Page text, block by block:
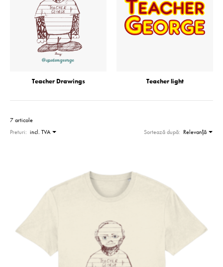
Teacher Drawings Teacher light
7 articole
Preturi: incl. TVA Sortează după: Relevanţă